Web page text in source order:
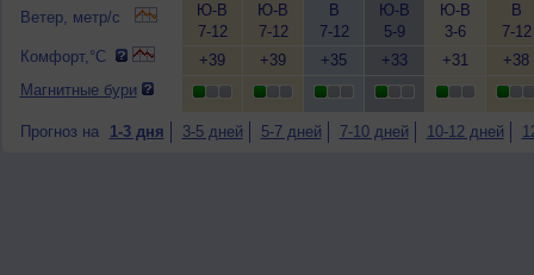
Ветер, метр/с
Комфорт,°C
Магнитные бури
Ю-В
7-12
+39
Ю-В
7-12
+39
В
7-12
+35
Ю-В
5-9
+33
Ю-В
3-6
+31
В
7-12
+38
Прогноз на 1-3 дня 3-5 дней 5-7 дней 7-10 дней 10-12 дней